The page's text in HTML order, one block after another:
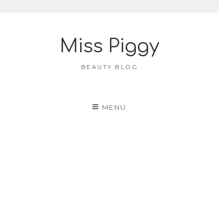
Miss Piggy
BEAUTY BLOG
MENU